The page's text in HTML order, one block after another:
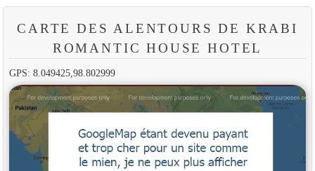
CARTE DES ALENTOURS DE KRABI
ROMANTIC HOUSE HOTEL
GPS: 8.049425,98.802999